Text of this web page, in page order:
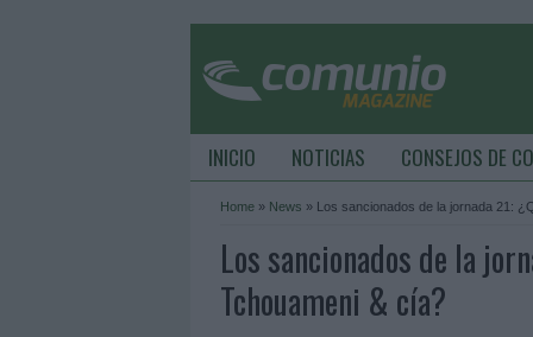
INICIO NOTICIAS CONSEJOS DE
Home » News » Los sancionados de la jornada 21:
Los sancionados de la
Tchouameni & cía?